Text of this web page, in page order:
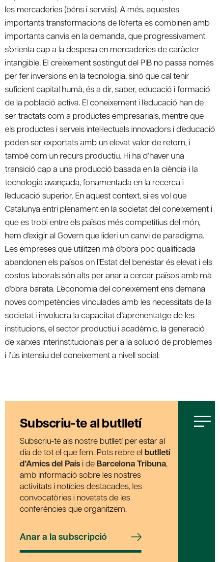
les mercaderies (béns i serveis). A més, aquestes
importants transformacions de l’oferta es combinen amb
importants canvis en la demanda, que progressivament
s’orienta cap a la despesa en mercaderies de caràcter
intangible. El creixement sostingut del PIB no passa només
per fer inversions en la tecnologia, sinó que cal tenir
suficient capital humà, és a dir, saber, educació i formació
de la població activa. El coneixement i l’educació han de
ser tractats com a productes empresarials, mentre que
els productes i serveis intel·lectuals innovadors i d’educació
poden ser exportats amb un elevat valor de retorn, i
també com un recurs productiu. Hi ha d’haver una
transició cap a una producció basada en la ciència i la
tecnologia avançada, fonamentada en la recerca i
l’educació superior. En aquest context, si es vol que
Catalunya entri plenament en la societat del coneixement i
que es trobi entre els països més competitius del món,
hem d’exigir al Govern que lideri un canvi de paradigma.
Les empreses que utilitzen mà d’obra poc qualificada
abandonen els països on l’Estat del benestar és elevat i els
costos laborals són alts per anar a cercar països amb mà
d’obra barata. L’economia del coneixement ens demana
noves competències vinculades amb les necessitats de la
societat i involucra la capacitat d’aprenentatge de les
institucions, el sector productiu i acadèmic, la generació
de xarxes interinstitucionals per a la solució de problemes
i l’ús intensiu del coneixement a nivell social.
Subscriu-te al butlletí
Subscriu-te als nostre butlletí per estar al
dia de tot el que fem. Pots rebre el butlletí
d’Amics del País i de Barcelona Tribuna,
amb informació sobre les nostres
activitats i notícies destacades, les
convocatòries i novetats de les
conferències que organitzem.
Anar a la subscripció